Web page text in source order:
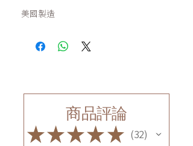
美國製造
商品評論
★★★★★ 32
32